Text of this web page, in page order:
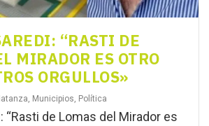
“RASTI DE
MIRADOR ES OTRO
ORGULLOS»
, Municipios, Política
“Rasti de Lomas del Mirador es